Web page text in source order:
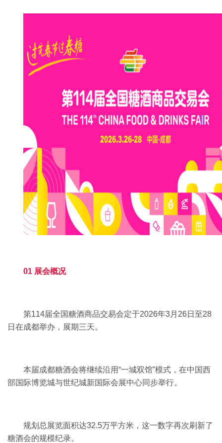
01 展会概况
第114届全国糖酒商品交易会定于2026年3月26日至28
日在成都举办，展期三天。
本届成都糖酒会将继续沿用“一城双馆”模式，在中国西
部国际博览城与世纪城新国际会展中心同步举行。
规划总展览面积达32.5万平方米，这一数字再次刷新了
糖酒会的规模纪录。